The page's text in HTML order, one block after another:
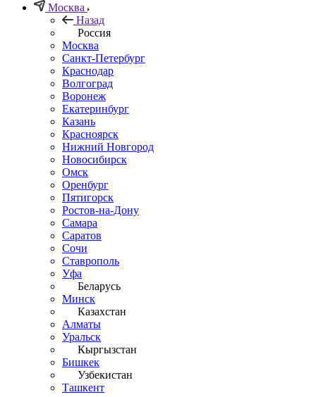
Москва
Назад
Россия
Москва
Санкт-Петербург
Краснодар
Волгоград
Воронеж
Екатеринбург
Казань
Красноярск
Нижний Новгород
Новосибирск
Омск
Оренбург
Пятигорск
Ростов-на-Дону
Самара
Саратов
Сочи
Ставрополь
Уфа
Беларусь
Минск
Казахстан
Алматы
Уральск
Кыргызстан
Бишкек
Узбекистан
Ташкент